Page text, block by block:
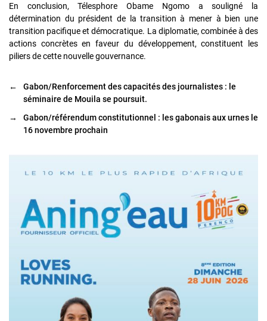
En conclusion, Télesphore Obame Ngomo a souligné la
détermination du président de la transition à mener à bien une
transition pacifique et démocratique. La diplomatie, combinée à des
actions concrètes en faveur du développement, constituent les
piliers de cette nouvelle gouvernance.
←
Gabon/Renforcement des capacités des journalistes : le
séminaire de Mouila se poursuit.
→
Gabon/référendum constitutionnel : les gabonais aux urnes le
16 novembre prochain